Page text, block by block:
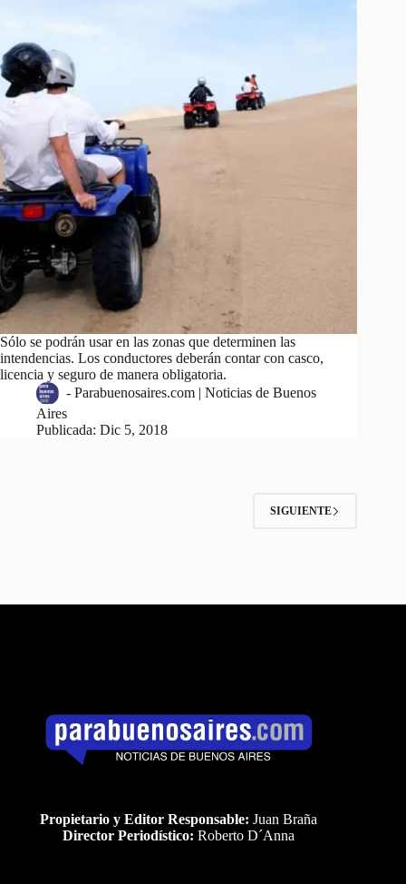
Sólo se podrán usar en las zonas que determinen las
intendencias. Los conductores deberán contar con casco,
licencia y seguro de manera obligatoria.
- Parabuenosaires.com | Noticias de Buenos
Aires
Publicada: Dic 5, 2018
SIGUIENTE
Propietario y Editor Responsable: Juan Braña
Director Periodístico: Roberto D´Anna